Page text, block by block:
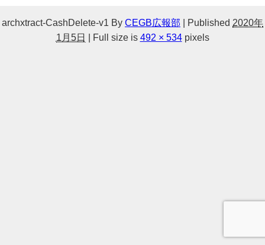
archxtract-CashDelete-v1 By CEGB広報部 Published 2020年
1月5日
Full size is 492 × 534pixels